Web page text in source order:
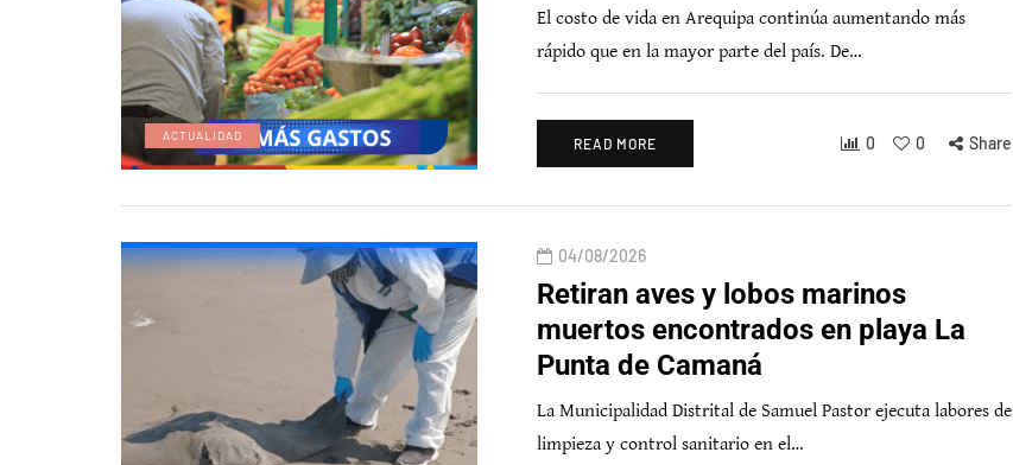
ACTUALIDAD
El costo de vida en Arequipa continúa aumentando más
rápido que en la mayor parte del país. De…
READ MORE 0 0 Share
04/08/2026
Retiran aves y lobos marinos
muertos encontrados en playa La
Punta de Camaná
La Municipalidad Distrital de Samuel Pastor ejecuta labores de
limpieza y control sanitario en el…